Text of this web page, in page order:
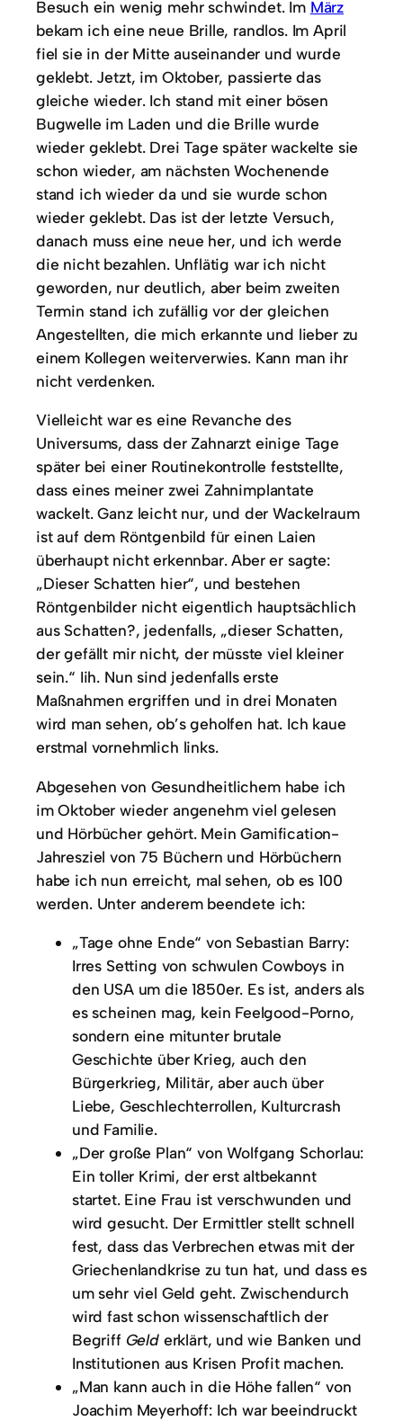
Besuch ein wenig mehr schwindet. Im März
bekam ich eine neue Brille, randlos. Im April
fiel sie in der Mitte auseinander und wurde
geklebt. Jetzt, im Oktober, passierte das
gleiche wieder. Ich stand mit einer bösen
Bugwelle im Laden und die Brille wurde
wieder geklebt. Drei Tage später wackelte sie
schon wieder, am nächsten Wochenende
stand ich wieder da und sie wurde schon
wieder geklebt. Das ist der letzte Versuch,
danach muss eine neue her, und ich werde
die nicht bezahlen. Unflätig war ich nicht
geworden, nur deutlich, aber beim zweiten
Termin stand ich zufällig vor der gleichen
Angestellten, die mich erkannte und lieber zu
einem Kollegen weiterverwies. Kann man ihr
nicht verdenken.
Vielleicht war es eine Revanche des
Universums, dass der Zahnarzt einige Tage
später bei einer Routinekontrolle feststellte,
dass eines meiner zwei Zahnimplantate
wackelt. Ganz leicht nur, und der Wackelraum
ist auf dem Röntgenbild für einen Laien
überhaupt nicht erkennbar. Aber er sagte:
„Dieser Schatten hier“, und bestehen
Röntgenbilder nicht eigentlich hauptsächlich
aus Schatten?, jedenfalls, „dieser Schatten,
der gefällt mir nicht, der müsste viel kleiner
sein.“ Iih. Nun sind jedenfalls erste
Maßnahmen ergriffen und in drei Monaten
wird man sehen, ob’s geholfen hat. Ich kaue
erstmal vornehmlich links.
Abgesehen von Gesundheitlichem habe ich
im Oktober wieder angenehm viel gelesen
und Hörbücher gehört. Mein Gamification-
Jahresziel von 75 Büchern und Hörbüchern
habe ich nun erreicht, mal sehen, ob es 100
werden. Unter anderem beendete ich:
„Tage ohne Ende“ von Sebastian Barry:
Irres Setting von schwulen Cowboys in
den USA um die 1850er. Es ist, anders als
es scheinen mag, kein Feelgood-Porno,
sondern eine mitunter brutale
Geschichte über Krieg, auch den
Bürgerkrieg, Militär, aber auch über
Liebe, Geschlechterrollen, Kulturcrash
und Familie.
„Der große Plan“ von Wolfgang Schorlau:
Ein toller Krimi, der erst altbekannt
startet. Eine Frau ist verschwunden und
wird gesucht. Der Ermittler stellt schnell
fest, dass das Verbrechen etwas mit der
Griechenlandkrise zu tun hat, und dass es
um sehr viel Geld geht. Zwischendurch
wird fast schon wissenschaftlich der
Begriff Gelderklärt, und wie Banken und
Institutionen aus Krisen Profit machen.
„Man kann auch in die Höhe fallen“ von
Joachim Meyerhoff: Ich war beeindruckt